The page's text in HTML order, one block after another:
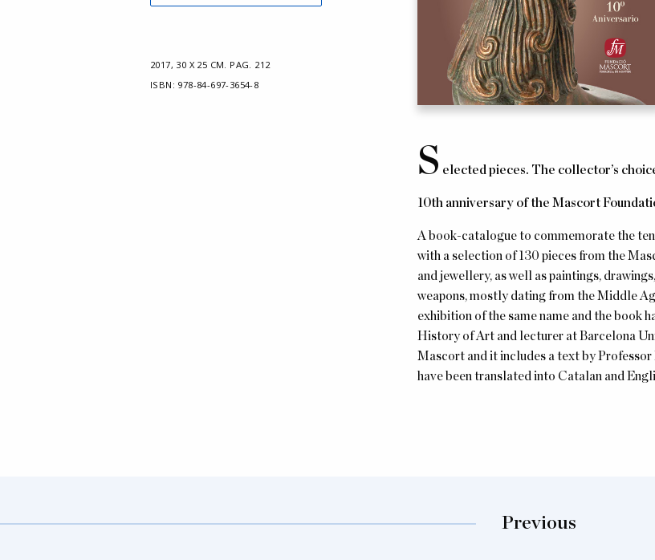
2017, 30 X 25 CM. PAG. 212
ISBN: 978-84-697-3654-8
S elected pieces. The collector’s
10th anniversary of the Mascort
A book-catalogue to commemorate the
with a selection of 130 pieces from the
and jewellery, as well as paintings,
weapons, mostly dating from the Middle
exhibition of the same name and the book
History of Art and lecturer at Barcelona
Mascort and it includes a text by
have been translated into Catalan and
Previous